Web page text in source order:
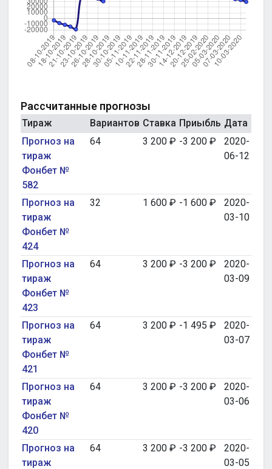
Рассчитанные прогнозы
Тираж Вариантов Ставка Приыбль Дата
Прогноз на
тираж
Фонбет №
582
64 3 200 ₽ -3 200 ₽
2020-
06-12
Прогноз на
тираж
Фонбет №
424
32 1 600 ₽ -1 600 ₽
2020-
03-10
Прогноз на
тираж
Фонбет №
423
64 3 200 ₽ -3 200 ₽
2020-
03-09
Прогноз на
тираж
Фонбет №
421
64 3 200 ₽ -1 495 ₽
2020-
03-07
Прогноз на
тираж
Фонбет №
420
64 3 200 ₽ -3 200 ₽
2020-
03-06
Прогноз на
тираж
64 3 200 ₽ -3 200 ₽
2020-
03-05